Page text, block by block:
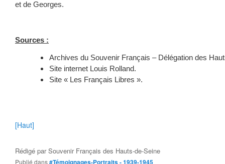
et de Georges.
Sources :
Archives du Souvenir Français – Délégation des
Site internet Louis Rolland.
Site « Les Français Libres ».
[Haut]
Rédigé parSouvenir Français des Hauts-de-Seine
Publié dans#Témoignages-Portraits - 1939-1945